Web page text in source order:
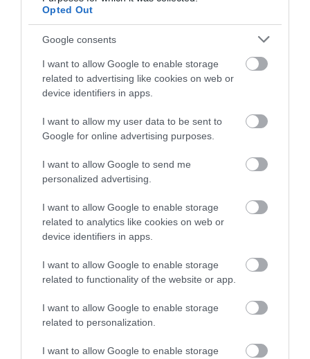
Opted Out
Google consents
I want to allow Google to enable storage
related to advertising like cookies on web or
device identifiers in apps.
I want to allow my user data to be sent to
Google for online advertising purposes.
I want to allow Google to send me
personalized advertising.
I want to allow Google to enable storage
related to analytics like cookies on web or
device identifiers in apps.
I want to allow Google to enable storage
related to functionality of the website or app.
I want to allow Google to enable storage
related to personalization.
I want to allow Google to enable storage
UA30-30-10-RA Ρελέ
Πυκνωτών 25kvar 380VAC
Διαθέσιμο Κατόπιν Παραγγελίας
Τηλεφωνήστε για
UA50-30-00-RA Ρελέ
Πυκνωτών 35kvar 230VAC
Διαθέσιμο Κατόπιν Παραγγελίας